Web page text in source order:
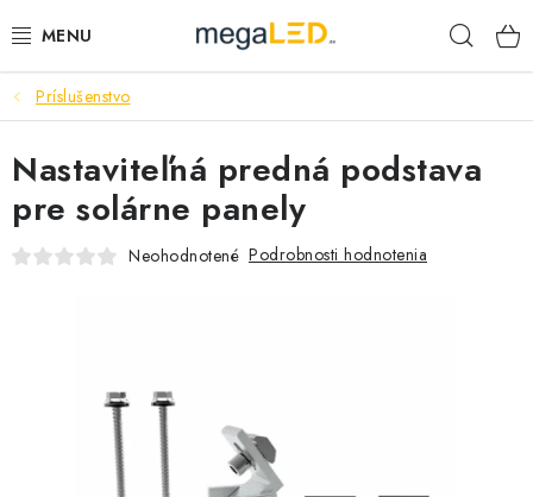
na
PRIEMYSEL
SVIETIDLÁ
ŽIAROVKY A TRUBICE
VENTILÁTORY
SAMSUNG SVIETIDLÁ
Príslušenstvo
Nastaviteľná predná podstava
pre solárne panely
Neohodnotené Podrobnosti hodnotenia